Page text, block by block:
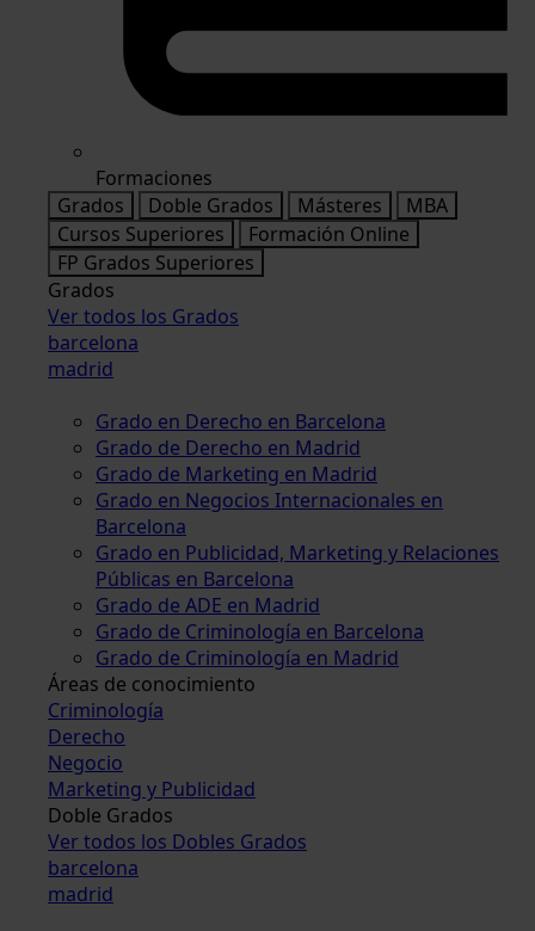
Formaciones
Grados
Doble Grados Másteres
MBA
Cursos Superiores
Formación Online
FP Grados Superiores
Grados
Ver todos los Grados
barcelona
madrid
Grado en Derecho en Barcelona
Grado de Derecho en Madrid
Grado de Marketing en Madrid
Grado en Negocios Internacionales en
Barcelona
Grado en Publicidad, Marketing y Relaciones
Públicas en Barcelona
Grado de ADE en Madrid
Grado de Criminología en Barcelona
Grado de Criminología en Madrid
Áreas de conocimiento
Criminología
Derecho
Negocio
Marketing y Publicidad
Doble Grados
Ver todos los Dobles Grados
barcelona
madrid